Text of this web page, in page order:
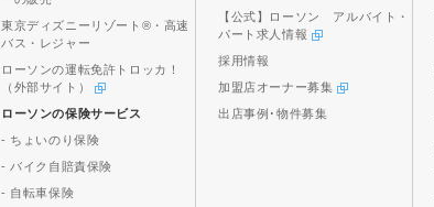
東京ディズニーリゾート®・高速
バス・レジャー
ローソンの運転免許トロッカ！
（外部サイト）
ローソンの保険サービス
- ちょいのり保険
- バイク自賠責保険
- 自転車保険
【公式】ローソン アルバイト・
パート求人情報
採用情報
加盟店オーナー募集
出店事例･物件募集